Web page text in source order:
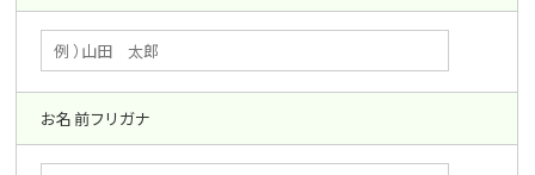
お名前フリガナ